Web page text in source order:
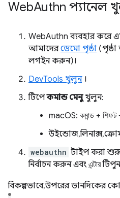
WebAuthn প্যানেল
WebAuthn ব্যবহার করে
আমাদেরডেমো পৃষ্ঠা
লগইন করুন)।
DevTools খুলুন।
টিপেকমান্ড মেনুখুলুন:
macOS: কমান্ড + শিফট
উইন্ডোজ, লিনাক্স,
webauthn টাইপ করা
নির্বাচন করুন এবং এন্টার
বিকল্পভাবে, উপরের ডানদিকের